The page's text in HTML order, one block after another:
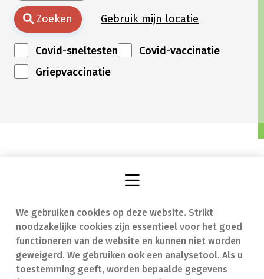
We gebruiken cookies op deze website. Strikt
noodzakelijke cookies zijn essentieel voor het goed
functioneren van de website en kunnen niet worden
geweigerd. We gebruiken ook een analysetool. Als u
toestemming geeft, worden bepaalde gegevens
Zoeken Gebruik mijn locatie
Covid-sneltesten
Covid-vaccinatie
Griepvaccinatie
Vind een apotheek
Onze expertise
Ziekten
In geval van nood
Contact
Veelgestelde vragen